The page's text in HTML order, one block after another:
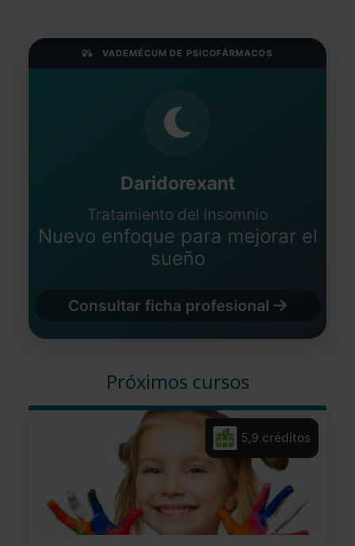
VADEMÉCUM DE PSICOFÁRMACOS
Daridorexant
Tratamiento del insomnio
Nuevo enfoque para mejorar el
sueño
Consultar ficha profesional
Próximos cursos
5,9 créditos